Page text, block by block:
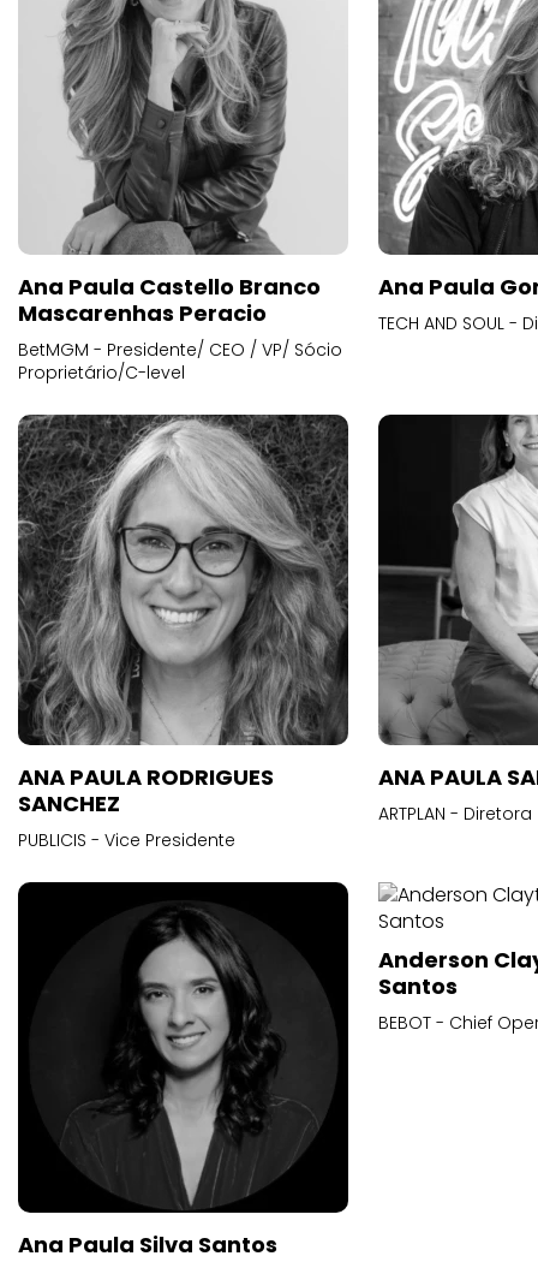
Ana Paula Castello Branco
Mascarenhas Peracio
BetMGM - Presidente/ CEO / VP/ Sócio
Proprietário/C-level
Ana Paula
TECH AND SOUL
ANA PAULA RODRIGUES
SANCHEZ
PUBLICIS - Vice Presidente
ANA PAULA
ARTPLAN -
Ana Paula Silva Santos
Anderson
Santos
BEBOT - Chief